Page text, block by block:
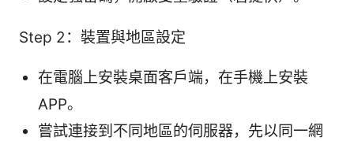
Step 2：裝置與地區設定
在電腦上安裝桌面客戶端，在手機上安裝
APP。
嘗試連接到不同地區的伺服器，先以同一網